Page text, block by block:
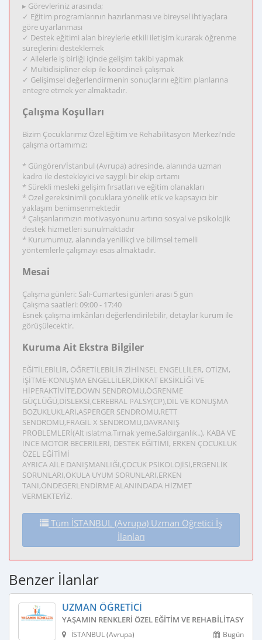
▸ Görevleriniz arasında;
✓ Eğitim programlarının hazırlanması ve bireysel ihtiyaçlara
göre uyarlanması
✓ Destek eğitimi alan bireylerle etkili iletişim kurarak öğrenme
süreçlerini desteklemek
✓ Ailelerle iş birliği içinde gelişim takibi yapmak
✓ Multidisipliner ekip ile koordineli çalışmak
✓ Gelişimsel değerlendirmenin sonuçlarını eğitim planlarına
entegre etmek yer almaktadır.
Çalışma Koşulları
Bizim Çocuklarımız Özel Eğitim ve Rehabilitasyon Merkezi'nde
çalışma ortamımız;
* Güngören/İstanbul (Avrupa) adresinde, alanında uzman
kadro ile destekleyici ve saygılı bir ekip ortamı
* Sürekli mesleki gelişim fırsatları ve eğitim olanakları
* Özel gereksinimli çocuklara yönelik etik ve kapsayıcı bir
yaklaşım benimsenmektedir
* Çalışanlarımızın motivasyonunu artırıcı sosyal ve psikolojik
destek hizmetleri sunulmaktadır
* Kurumumuz, alanında yenilikçi ve bilimsel temelli
yöntemlerle çalışmayı esas almaktadır.
Mesai
Çalışma günleri: Salı-Cumartesi günleri arası 5 gün
Çalışma saatleri: 09:00 - 17:40
Esnek çalışma imkânları değerlendirilebilir, detaylar kurum ile
görüşülecektir.
Kuruma Ait Ekstra Bilgiler
EĞİTİLEBİLİR, ÖĞRETİLEBİLİR ZİHİNSEL ENGELLİLER, OTİZM,
İŞİTME-KONUŞMA ENGELLİLER,DİKKAT EKSİKLİĞİ VE
HİPERAKTİVİTE,DOWN SENDROMU,ÖGRENME
GÜÇLÜĞÜ,DİSLEKSİ,CEREBRAL PALSY(CP),DİL VE KONUŞMA
BOZUKLUKLARI,ASPERGER SENDROMU,RETT
SENDROMU,FRAGİL X SENDROMU,DAVRANIŞ
PROBLEMLERİ(Alt ıslatma,Tırnak yeme,Saldırganlık..), KABA VE
İNCE MOTOR BECERİLERİ, DESTEK EĞİTİMİ, ERKEN ÇOCUKLUK
ÖZEL EĞİTİMİ
AYRICA AİLE DANIŞMANLIĞI,ÇOCUK PSİKOLOJİSİ,ERGENLİK
SORUNLARI,OKULA UYUM SORUNLARI,ERKEN
TANI,ÖNDEGERLENDİRME ALANINDADA HİZMET
VERMEKTEYİZ.
Tüm İSTANBUL (Avrupa) Uzman Öğretici İş
İlanları
Benzer İlanlar
UZMAN ÖĞRETICI
YAŞAMIN RENKLERI ÖZEL EĞITIM VE REHABILITASYON
Bugün
İSTANBUL (Avrupa)